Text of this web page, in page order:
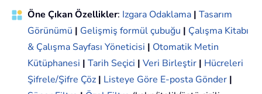
Öne Çıkan Özellikler: Izgara Odaklama | Tasarım
Görünümü | Gelişmiş formül çubuğu | Çalışma Kitabı
& Çalışma Sayfası Yöneticisi | Otomatik Metin
Kütüphanesi | Tarih Seçici | Veri Birleştir | Hücreleri
Şifrele/Şifre Çöz | Listeye Göre E-posta Gönder |